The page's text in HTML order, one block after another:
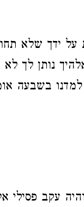
על ידך שלא
נותן לך לא
בשבעה
עקב פסילי